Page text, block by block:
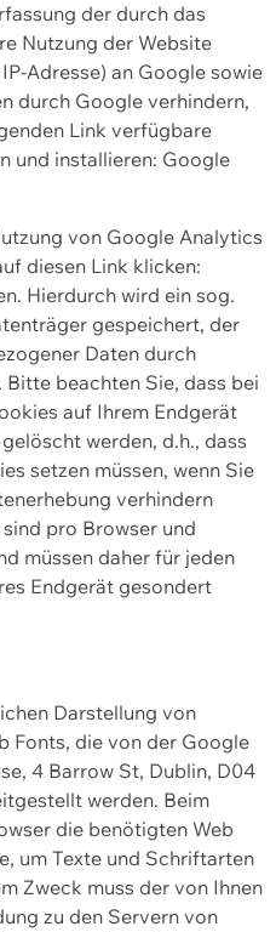
der durch das
Nutzung der Website
Adresse) an Google sowie
durch Google verhindern,
Link verfügbare
und installieren: Google
von Google Analytics
diesen Link klicken:
Hierdurch wird ein sog.
gespeichert, der
Daten durch
beachten Sie, dass bei
auf Ihrem Endgerät
werden, d.h., dass
setzen müssen, wenn Sie
verhindern
pro Browser und
müssen daher für jeden
Endgerät gesondert
Darstellung von
Fonts, die von der Google
4 Barrow St, Dublin, D04
werden. Beim
die benötigten Web
um Texte und Schriftarten
Zweck muss der von Ihnen
zu den Servern von